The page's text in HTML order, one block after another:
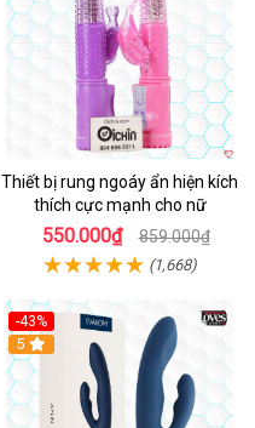
Thiết bị rung ngoáy ẩn hiện kích
thích cực mạnh cho nữ
550.000₫ 859.000₫
(1,668)
-43%
Hot
5